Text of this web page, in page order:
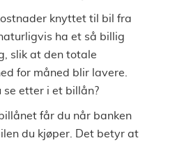
knyttet til bil fra
ha et så billig
slik at den totale
for måned blir lavere.
se etter i et billån?
får du når banken
du kjøper. Det betyr at